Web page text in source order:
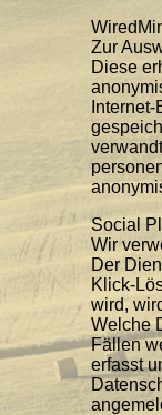
Zur
Diese
Social
Wir
Der
Klick-
wird,
Welche
Fällen
erfasst